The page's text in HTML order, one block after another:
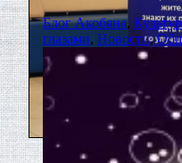
Блог Акобяна,
глазами, Новости,